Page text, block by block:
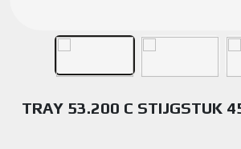
TRAY 53.200 C STIJGSTUK